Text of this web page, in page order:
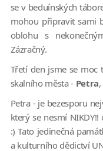
se v beduínských
mohou připravit sami
oblohu s
Zázračný.
Třetí den jsme se
skalního města - Petra
Petra - je bezesporu
který se nesmí
:) Tato jedinečná
a kulturního dědictví